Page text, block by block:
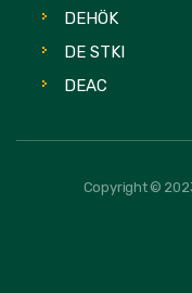
DEHÖK
DE STKI
DEAC
Copyright ©